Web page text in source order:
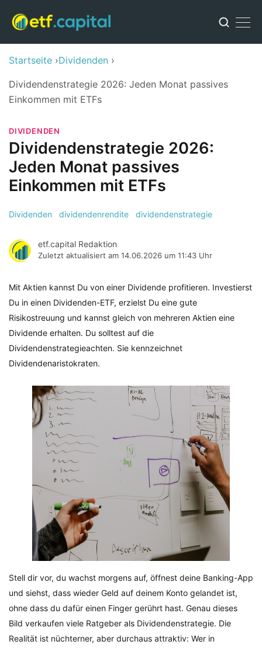
Startseite Dividenden
Dividendenstrategie 2026: Jeden Monat passives
Einkommen mit ETFs
DIVIDENDEN
Dividendenstrategie 2026:
Jeden Monat passives
Einkommen mit ETFs
Dividenden dividendenrendite dividendenstrategie
etf.capital Redaktion
Zuletzt aktualisiert am 14.06.2026 um 11:43 Uhr
Mit Aktien kannst Du von einer Dividende profitieren. Investierst
Du in einen Dividenden-ETF, erzielst Du eine gute
Risikostreuung und kannst gleich von mehreren Aktien eine
Dividende erhalten. Du solltest auf die
Dividendenstrategieachten. Sie kennzeichnet
Dividendenaristokraten.
Stell dir vor, du wachst morgens auf, öffnest deine Banking-App
und siehst, dass wieder Geld auf deinem Konto gelandet ist,
ohne dass du dafür einen Finger gerührt hast. Genau dieses
Bild verkaufen viele Ratgeber als Dividendenstrategie. Die
Realität ist nüchterner, aber durchaus attraktiv: Wer in